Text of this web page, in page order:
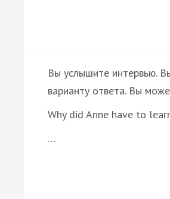
Вы услышите интервью.
варианту ответа. Вы
Why did Anne have to
…